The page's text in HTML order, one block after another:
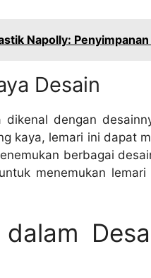
Napolly:
Desain
dengan
kaya, lemari ini dapat
berbagai
menemukan